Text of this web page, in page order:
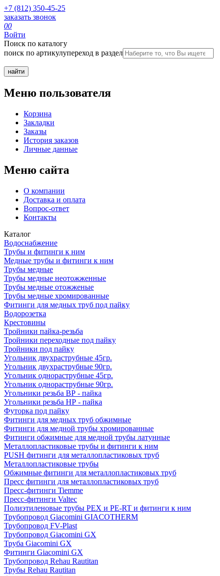
+7 (812) 350-45-25
заказать звонок
00
Войти
Поиск по каталогу
поиск по артикулупереход в раздел
Меню пользователя
Корзина
Закладки
Заказы
История заказов
Личные данные
Меню сайта
О компании
Доставка и оплата
Вопрос-ответ
Контакты
Каталог
Водоснабжение
Трубы и фитинги к ним
Медные трубы и фитинги к ним
Трубы медные
Трубы медные неотожженные
Трубы медные отожженые
Трубы медные хромированные
Фитинги для медных труб под пайку
Водорозетка
Крестовины
Тройники пайка-резьба
Тройники переходные под пайку
Тройники под пайку
Угольник двухраструбные 45гр.
Угольник двухраструбные 90гр.
Угольник однораструбные 45гр.
Угольник однораструбные 90гр.
Угольники резьба ВР - пайка
Угольники резьба НР - пайка
Футорка под пайку
Фитинги для медных труб обжимные
Фитинги для медной трубы хромированные
Фитинги обжимные для медной трубы латунные
Металлопластиковые трубы и фитинги к ним
PUSH фитинги для металлопластиковых труб
Металлопластиковые трубы
Обжимные фитинги для металлопластиковых труб
Пресс фитинги для металлопластиковых труб
Пресс-фитинги Tiemme
Пресс-фитинги Valtec
Полиэтиленовые трубы PEX и PE-RT и фитинги к ним
Трубопровод Giacomini GIACOTHERM
Трубопровод FV-Plast
Трубопровод Giacomini GX
Труба Giacomini GX
Фитинги Giacomini GX
Трубопровод Rehau Rautitan
Трубы Rehau Rautitan